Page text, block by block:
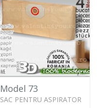
Model 73
SAC PENTRU ASPIRATOR